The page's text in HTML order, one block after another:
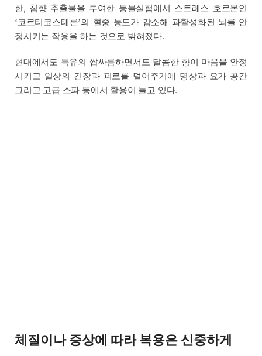
한, 침향 추출물을 투여한 동물실험에서 스트레스 호르몬인
‘코르티코스테론’의 혈중 농도가 감소해 과활성화된 뇌를 안
정시키는 작용을 하는 것으로 밝혀졌다.
현대에서도 특유의 쌉싸름하면서도 달콤한 향이 마음을 안정
시키고 일상의 긴장과 피로를 덜어주기에 명상과 요가 공간
그리고 고급 스파 등에서 활용이 늘고 있다.
체질이나 증상에 따라 복용은 신중하게